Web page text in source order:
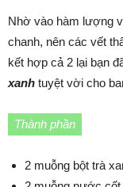
Nhờ vào hàm lượng
chanh, nên các vết
kết hợp cả 2 lại bạn
xanh tuyệt vời cho
Thành phần
2 muỗng bột trà